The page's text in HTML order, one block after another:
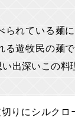
られている麺
る遊牧民の麺
出深いこの料
りにシルクロ